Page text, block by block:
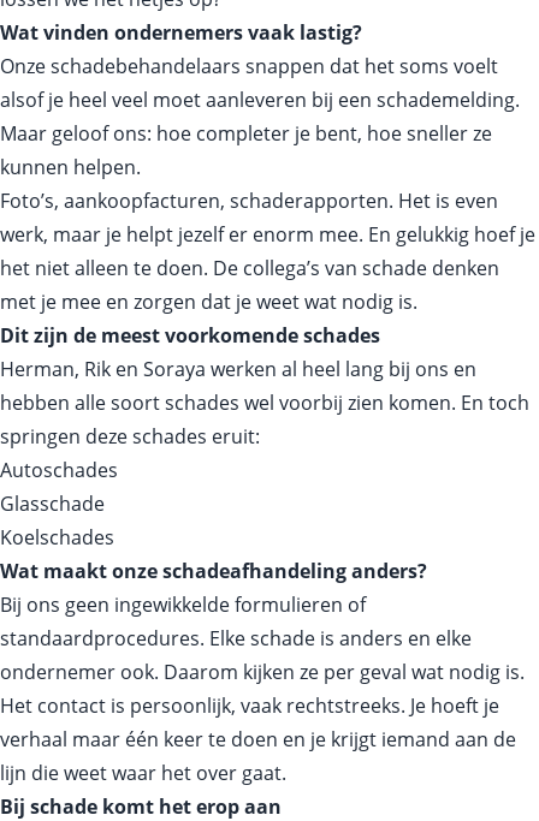
Wat vinden ondernemers vaak lastig?
Onze schadebehandelaars snappen dat het soms voelt
alsof je heel veel moet aanleveren bij een schademelding.
Maar geloof ons: hoe completer je bent, hoe sneller ze
kunnen helpen.
Foto’s, aankoopfacturen, schaderapporten. Het is even
werk, maar je helpt jezelf er enorm mee. En gelukkig hoef je
het niet alleen te doen. De collega’s van schade denken
met je mee en zorgen dat je weet wat nodig is.
Dit zijn de meest voorkomende schades
Herman, Rik en Soraya werken al heel lang bij ons en
hebben alle soort schades wel voorbij zien komen. En toch
springen deze schades eruit:
Autoschades
Glasschade
Koelschades
Wat maakt onze schadeafhandeling anders?
Bij ons geen ingewikkelde formulieren of
standaardprocedures. Elke schade is anders en elke
ondernemer ook. Daarom kijken ze per geval wat nodig is.
Het contact is persoonlijk, vaak rechtstreeks. Je hoeft je
verhaal maar één keer te doen en je krijgt iemand aan de
lijn die weet waar het over gaat.
Bij schade komt het erop aan